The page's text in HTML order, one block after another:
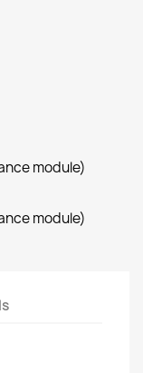
module)
module)